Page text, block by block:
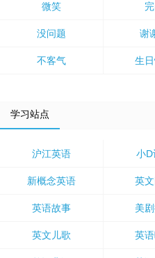
微笑
没问题 谢
不客气 生
学习站点
沪江英语 小
新概念英语 英
英语故事 美
英文儿歌 英